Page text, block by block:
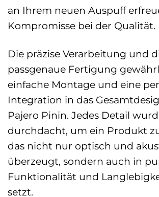
an Ihrem neuen Auspuff
Kompromisse bei der Qualität.
Die präzise Verarbeitung und
passgenaue Fertigung
einfache Montage und eine
Integration in das
Pajero Pinin. Jedes Detail
durchdacht, um ein Produkt
das nicht nur optisch und
überzeugt, sondern auch in
Funktionalität und
setzt.